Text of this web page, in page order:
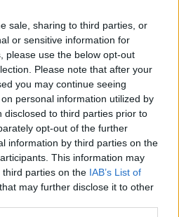
sale, sharing to third parties, or
or sensitive information for
please use the below opt-out
Please note that after your
you may continue seeing
personal information utilized by
disclosed to third parties prior to
opt-out of the further
information by third parties on the
This information may
parties on the IAB’s List of
that may further disclose it to other
που
Σύνταξης
12/2020
Ζωή, Προσκοπική